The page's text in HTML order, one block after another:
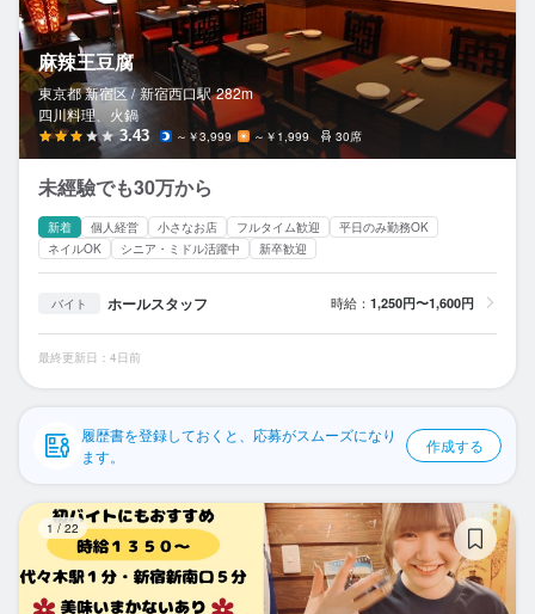
検索履歴・保存した条件
応募履歴
WEB履歴書
スカウト・メルマガ受信設定
ヘルプ・お問い合わせフォーム
掲載をご検討の店舗様へ
プライバシーポリシー
利用規約
企業情報
麻辣王豆腐
東京都 新宿区 / 新宿西口駅 282m
四川料理、火鍋
3.43 ～￥3,999 ～￥1,999 30席
未經驗でも30万から
新着 個人経営 小さなお店 フルタイム歓迎
平日のみ勤務OK
ネイルOK
シニア・ミドル活躍中 新卒歓迎
バイト ホールスタッフ 時給： 1,250円〜1,600円
最終更新日：4日前
履歴書を登録しておくと、応募がスムーズになり
ます。
作成する
1 /22